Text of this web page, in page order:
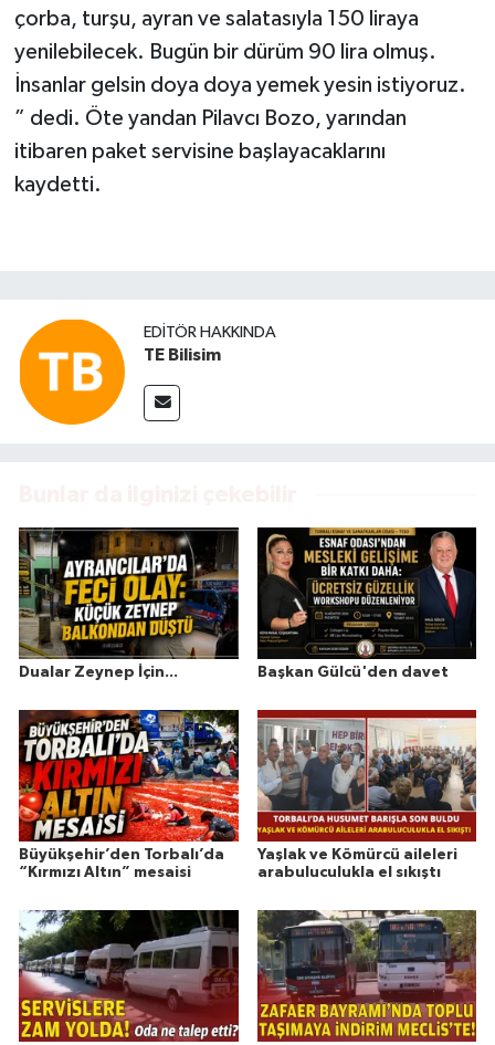
çorba, turşu, ayran ve salatasıyla 150 liraya
yenilebilecek. Bugün bir dürüm 90 lira olmuş.
İnsanlar gelsin doya doya yemek yesin istiyoruz.
” dedi. Öte yandan Pilavcı Bozo, yarından
itibaren paket servisine başlayacaklarını
kaydetti.
EDITÖR HAKKINDA
TE Bilisim
Dualar Zeynep İçin... Başkan Gülcü'den davet
Büyükşehir’den Torbalı’da
“Kırmızı Altın” mesaisi
Yaşlak ve Kömürcü aileleri
arabuluculukla el sıkıştı